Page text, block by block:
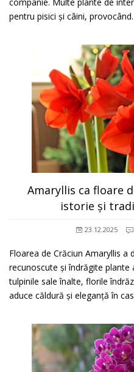
pentru pisici și câini,
Amaryllis ca floare
istorie și
23.12.2025
Floarea de Crăciun Amaryllis a
recunoscute și îndrăgite plante
tulpinile sale înalte, florile
aduce căldură și eleganță în